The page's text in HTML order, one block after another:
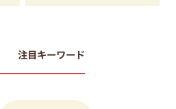
注目キーワード